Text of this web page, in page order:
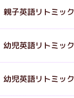
親子英語リトミック
幼児英語リトミック
幼児英語リトミック